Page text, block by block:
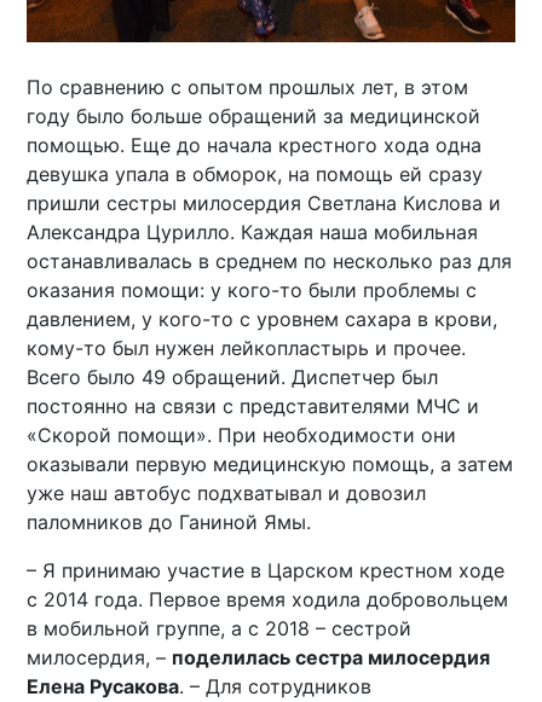
По сравнению с опытом прошлых лет, в этом
году было больше обращений за медицинской
помощью. Еще до начала крестного хода одна
девушка упала в обморок, на помощь ей сразу
пришли сестры милосердия Светлана Кислова и
Александра Цурилло. Каждая наша мобильная
останавливалась в среднем по несколько раз для
оказания помощи: у кого-то были проблемы с
давлением, у кого-то с уровнем сахара в крови,
кому-то был нужен лейкопластырь и прочее.
Всего было 49 обращений. Диспетчер был
постоянно на связи с представителями МЧС и
«Скорой помощи». При необходимости они
оказывали первую медицинскую помощь, а затем
уже наш автобус подхватывал и довозил
паломников до Ганиной Ямы.
– Я принимаю участие в Царском крестном ходе
с 2014 года. Первое время ходила добровольцем
в мобильной группе, а с 2018 – сестрой
милосердия, – поделилась сестра милосердия
Елена Русакова. – Для сотрудников